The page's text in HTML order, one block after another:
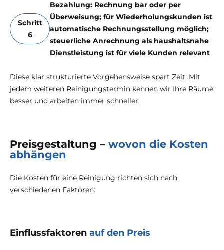
Schritt
6
Bezahlung: Rechnung bar oder per
Überweisung; für Wiederholungskunden ist
automatische Rechnungsstellung möglich;
steuerliche Anrechnung als haushaltsnahe
Dienstleistung ist für viele Kunden relevant
Diese klar strukturierte Vorgehensweise spart Zeit: Mit
jedem weiteren Reinigungstermin kennen wir Ihre Räume
besser und arbeiten immer schneller.
Preisgestaltung – wovon die Kosten
abhängen
Die Kosten für eine Reinigung richten sich nach
verschiedenen Faktoren:
Einflussfaktoren auf den Preis